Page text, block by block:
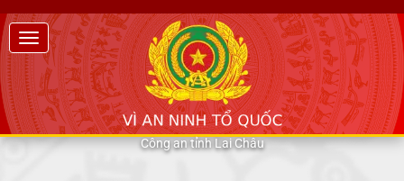
Công an tỉnh Lai Châu